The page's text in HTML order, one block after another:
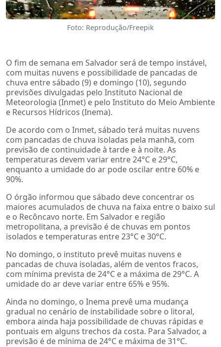
Foto: Reprodução/Freepik
O fim de semana em Salvador será de tempo instável,
com muitas nuvens e possibilidade de pancadas de
chuva entre sábado (9) e domingo (10), segundo
previsões divulgadas pelo Instituto Nacional de
Meteorologia (Inmet) e pelo Instituto do Meio Ambiente
e Recursos Hídricos (Inema).
De acordo com o Inmet, sábado terá muitas nuvens
com pancadas de chuva isoladas pela manhã, com
previsão de continuidade à tarde e à noite. As
temperaturas devem variar entre 24°C e 29°C,
enquanto a umidade do ar pode oscilar entre 60% e
90%.
O órgão informou que sábado deve concentrar os
maiores acumulados de chuva na faixa entre o baixo sul
e o Recôncavo norte. Em Salvador e região
metropolitana, a previsão é de chuvas em pontos
isolados e temperaturas entre 23°C e 30°C.
No domingo, o instituto prevê muitas nuvens e
pancadas de chuva isoladas, além de ventos fracos,
com mínima prevista de 24°C e a máxima de 29°C. A
umidade do ar deve variar entre 65% e 95%.
Ainda no domingo, o Inema prevê uma mudança
gradual no cenário de instabilidade sobre o litoral,
embora ainda haja possibilidade de chuvas rápidas e
pontuais em alguns trechos da costa. Para Salvador, a
previsão é de mínima de 24°C e máxima de 31°C.